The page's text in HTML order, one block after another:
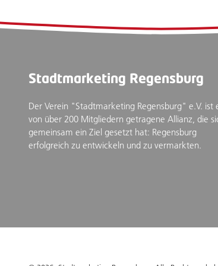
Stadtmarketing Regensburg
Der Verein "Stadtmarketing Regensburg" e.V. ist
von über 200 Mitgliedern getragene Allianz, die
gemeinsam ein Ziel gesetzt hat: Regensburg
erfolgreich zu entwickeln und zu vermarkten.